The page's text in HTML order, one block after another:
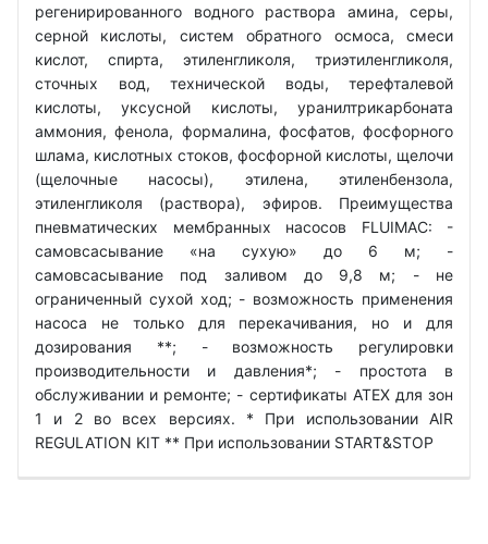
регенирированного водного раствора амина, серы,
серной кислоты, систем обратного осмоса, смеси
кислот, спирта, этиленгликоля, триэтиленгликоля,
сточных вод, технической воды, терефталевой
кислоты, уксусной кислоты, уранилтрикарбоната
аммония, фенола, формалина, фосфатов, фосфорного
шлама, кислотных стоков, фосфорной кислоты, щелочи
(щелочные насосы), этилена, этиленбензола,
этиленгликоля (раствора), эфиров. Преимущества
пневматических мембранных насосов FLUIMAC: -
самовсасывание «на сухую» до 6 м; -
самовсасывание под заливом до 9,8 м; - не
ограниченный сухой ход; - возможность применения
насоса не только для перекачивания, но и для
дозирования **; - возможность регулировки
производительности и давления*; - простота в
обслуживании и ремонте; - сертификаты ATEX для зон
1 и 2 во всех версиях. * При использовании AIR
REGULATION KIT ** При использовании START&STOP